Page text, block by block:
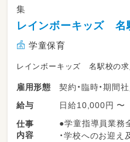
集
レインボーキッズ 名
学童保育
レインボーキッズ 名駅校の求
雇用形態
契約・臨時・期間
給与
日給10,000円 〜
仕事
内容
●学童指導員業務
・学校へのお迎え